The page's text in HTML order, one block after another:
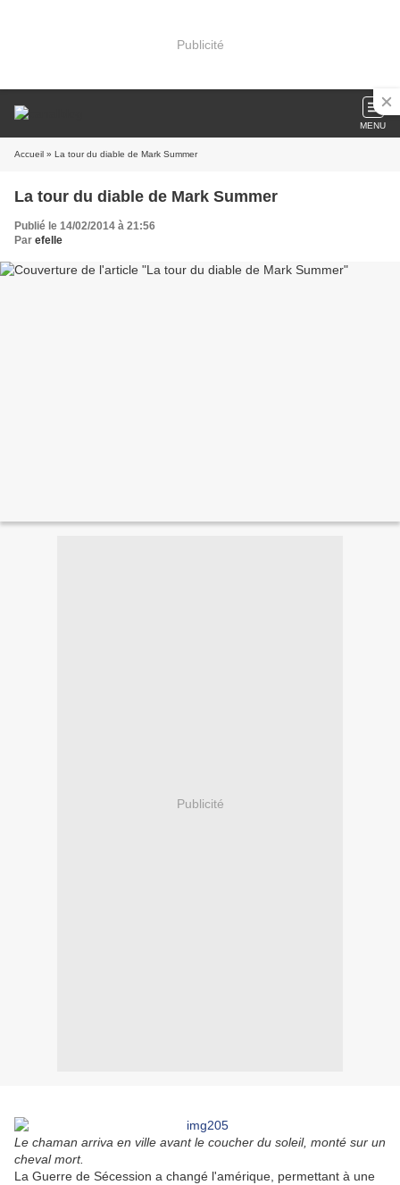
Publicité
MENU
Accueil » La tour du diable de Mark Summer
La tour du diable de Mark Summer
Publié le 14/02/2014 à 21:56
Par efelle
Publicité
Le chaman arriva en ville avant le coucher du soleil, monté sur un
cheval mort.
La Guerre de Sécession a changé l'amérique, permettant à une